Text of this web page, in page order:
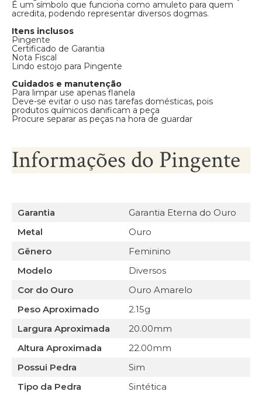
É um símbolo que funciona como amuleto para quem
acredita, podendo representar diversos dogmas.
Itens inclusos
Pingente
Certificado de Garantia
Nota Fiscal
Lindo estojo para Pingente
Cuidados e manutenção
Para limpar use apenas flanela
Deve-se evitar o uso nas tarefas domésticas, pois
produtos químicos danificam a peça
Procure separar as peças na hora de guardar
Informações do Pingente
Garantia
Garantia Eterna do Ouro
Metal
Ouro
Gênero
Feminino
Modelo
Diversos
Cor do Ouro
Ouro Amarelo
Peso Aproximado
2.15g
Largura Aproximada
20.00mm
Altura Aproximada
22.00mm
Possui Pedra
Sim
Tipo da Pedra
Sintética